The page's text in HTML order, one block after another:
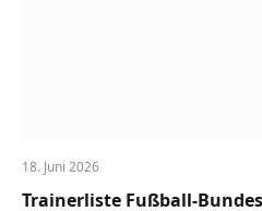
18. Juni 2026
Trainerliste Fußball-